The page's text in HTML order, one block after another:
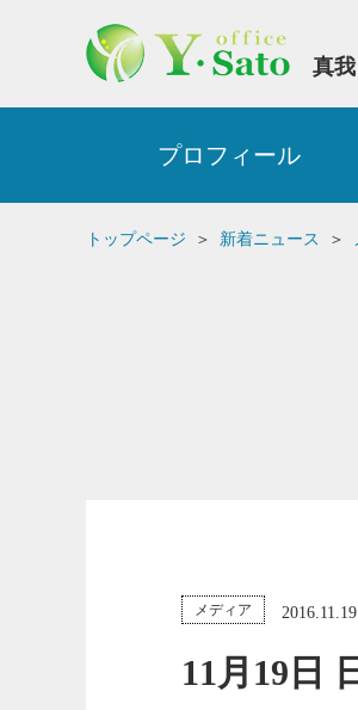
真
プロフィール
トップページ 新着ニュース
メディア 2016.11.19
11月19日